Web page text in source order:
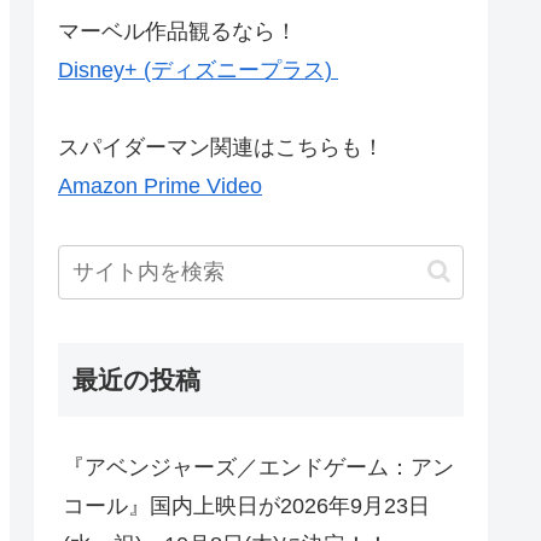
マーベル作品観るなら！
Disney+ (ディズニープラス)
スパイダーマン関連はこちらも！
Amazon Prime Video
最近の投稿
『アベンジャーズ／エンドゲーム：アン
コール』国内上映日が2026年9月23日